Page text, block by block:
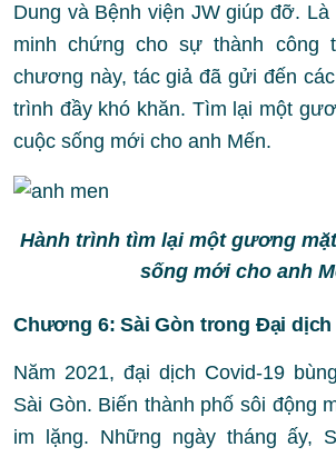
Dung và Bệnh viện JW giúp đỡ.
minh chứng cho sự thành công
chương này, tác giả đã gửi đến
trình đầy khó khăn. Tìm lại một
cuộc sống mới cho anh Mến.
Hành trình tìm lại một gương
sống mới cho anh
Chương 6: Sài Gòn trong Đại dịch
Năm 2021, đại dịch Covid-19
Sài Gòn. Biến thành phố sôi động
im lặng. Những ngày tháng ấy,